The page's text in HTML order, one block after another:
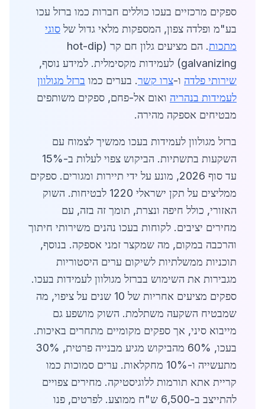
ספקים מרכזיים בעכו כוללים חברות כמו ברזל עכו
בע"מ ופלדה צפון, המספקות מלאי גדול של סוגי
מתכות
. הם מציעים גלון חם קר (hot-dip
galvanizing) לעמידות מקסימלית. למידע נוסף,
שירותי פלדה ו-צרו קשר. בערים כמו ברזל מגולוון
לעמידות בנהריה ואום אל-פחם, ספקים משותפים
מבטיחים אספקה מהירה.
ברזל מגולוון לעמידות בעכו ממשיך לצמוח עם
השקעות בתשתיות. הביקוש צפוי לעלות ב-15%
עד סוף 2026, מונע על ידי תיירות ומגורים. ספקים
ממליצים על תקן ישראלי 1220 לבטיחות. השוק
האזורי, כולל חיפה ונצרת, תומך זה בזה, עם
מחירים יציבים. לקוחות בעכו נהנים משירותי חיתוך
והרכבה במקום, מה שמקצר זמני אספקה. בנוסף,
תוכניות ממשלתיות לשיקום ערים היסטוריות
מגבירות את השימוש בברזל מגולוון לעמידות בעכו.
ספקים מציעים אחריות של 10 שנים על ציפוי, מה
שמבטיח השקעה משתלמת. השוק מושפע גם
מייבוא סיני, אך ספקים מקומיים מתחרים באיכות.
בעכו, 60% מהביקוש מגיע מבנייה פרטית, 30%
מתעשייה ו-10% מחקלאות. ערים סמוכות כמו
קריית אתא תורמות ללוגיסטיקה. מחירים צפויים
להתייצב ב-6,500 ש"ח ממוצע. לפרטים, פנו